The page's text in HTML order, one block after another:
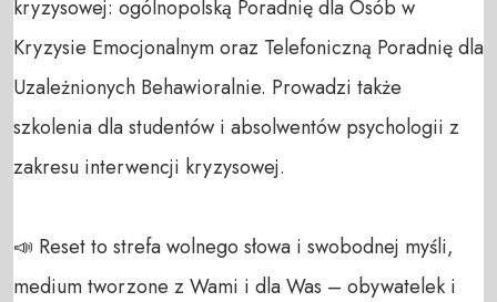
kryzysowej: ogólnopolską Poradnię dla Osób w
Kryzysie Emocjonalnym oraz Telefoniczną Poradnię dla
Uzależnionych Behawioralnie. Prowadzi także
szkolenia dla studentów i absolwentów psychologii z
zakresu interwencji kryzysowej.
📣 Reset to strefa wolnego słowa i swobodnej myśli,
medium tworzone z Wami i dla Was – obywatelek i